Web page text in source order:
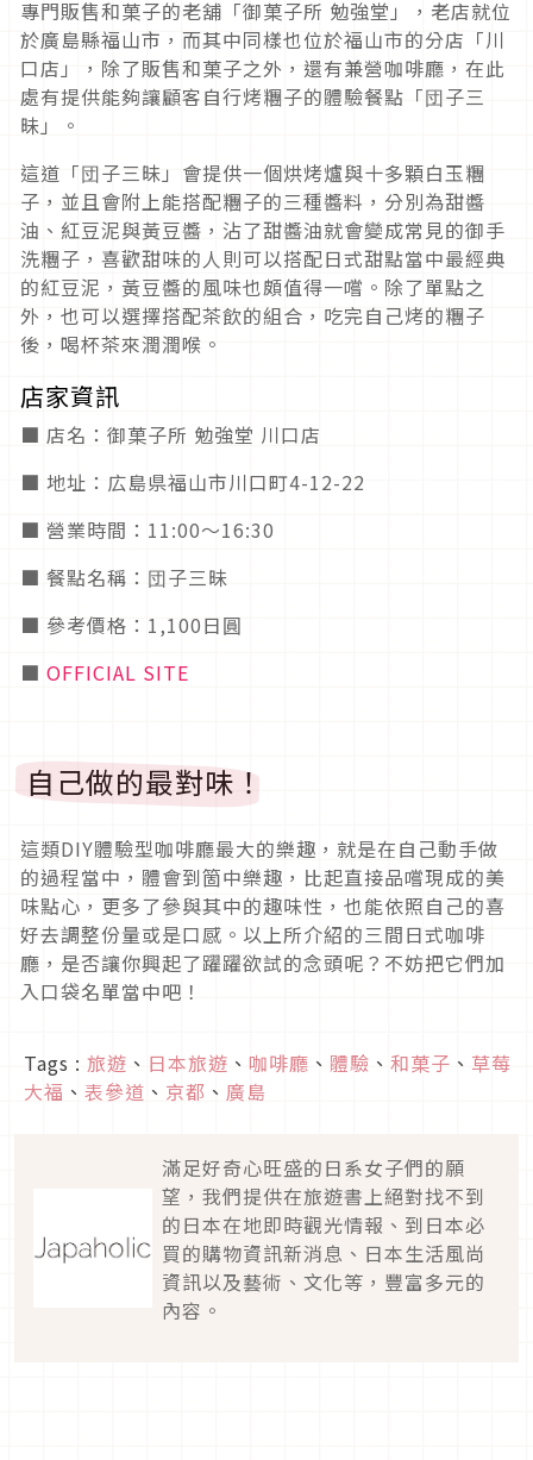
專門販售和菓子的老舖「御菓子所 勉強堂」，老店就位
於廣島縣福山市，而其中同樣也位於福山市的分店「川
口店」，除了販售和菓子之外，還有兼營咖啡廳，在此
處有提供能夠讓顧客自行烤糰子的體驗餐點「団子三
昧」。
這道「団子三昧」會提供一個烘烤爐與十多顆白玉糰
子，並且會附上能搭配糰子的三種醬料，分別為甜醬
油、紅豆泥與黃豆醬，沾了甜醬油就會變成常見的御手
洗糰子，喜歡甜味的人則可以搭配日式甜點當中最經典
的紅豆泥，黃豆醬的風味也頗值得一嚐。除了單點之
外，也可以選擇搭配茶飲的組合，吃完自己烤的糰子
後，喝杯茶來潤潤喉。
店家資訊
■ 店名：御菓子所 勉強堂 川口店
■ 地址：広島県福山市川口町4-12-22
■ 營業時間：11:00～16:30
■ 餐點名稱：団子三昧
■ 參考價格：1,100日圓
■ OFFICIAL SITE
自己做的最對味！
這類DIY體驗型咖啡廳最大的樂趣，就是在自己動手做
的過程當中，體會到箇中樂趣，比起直接品嚐現成的美
味點心，更多了參與其中的趣味性，也能依照自己的喜
好去調整份量或是口感。以上所介紹的三間日式咖啡
廳，是否讓你興起了躍躍欲試的念頭呢？不妨把它們加
入口袋名單當中吧！
Tags : 旅遊 、 日本旅遊 、 咖啡廳 、 體驗 、 和菓子 、 草莓
大福 、 表參道 、 京都 、 廣島
滿足好奇心旺盛的日系女子們的願
望，我們提供在旅遊書上絕對找不到
的日本在地即時觀光情報、到日本必
買的購物資訊新消息、日本生活風尚
資訊以及藝術、文化等，豐富多元的
內容。